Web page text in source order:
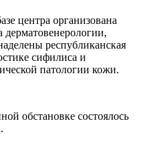
центра организована
дерматовенерологии,
республиканская
сифилиса и
патологии кожи.
обстановке состоялось